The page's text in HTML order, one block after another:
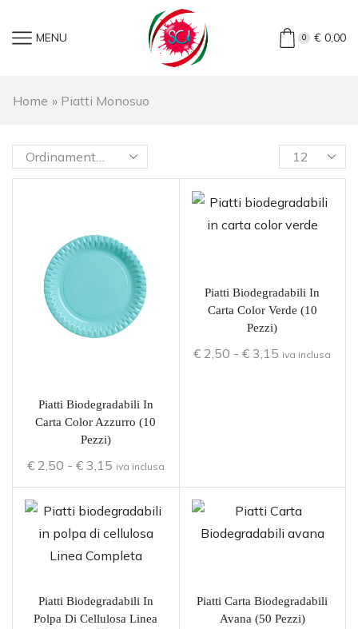
MENU 0 €0,00
Home » Piatti Monosuo
Piatti Biodegradabili In
Carta Color Azzurro (10
Pezzi)
€2,50 - €3,15 iva inclusa
Piatti Biodegradabili In
Carta Color Verde (10
Pezzi)
€ 2,50 - € 3,15 iva inclusa
Piatti Biodegradabili In
Polpa Di Cellulosa Linea
Piatti Carta Biodegradabili
Avana (50 Pezzi)